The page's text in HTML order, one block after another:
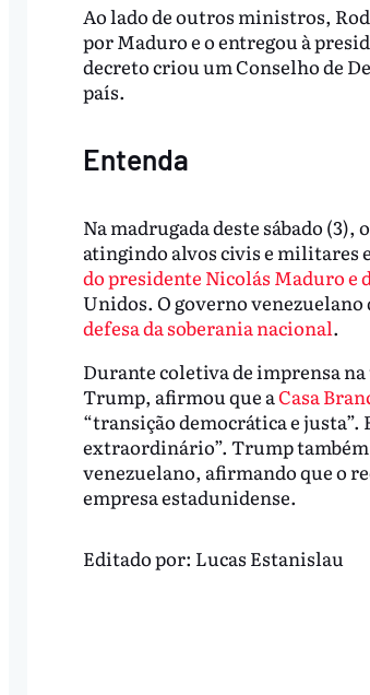
Ao lado de outros ministros,
por Maduro e o entregou à
decreto criou um Conselho de
país.
Entenda
Na madrugada deste sábado
atingindo alvos civis e militares
do presidente Nicolás Maduro
Unidos. O governo venezuelano
defesa da soberania nacional.
Durante coletiva de imprensa
Trump, afirmou que aCasa
“transição democrática e
extraordinário”. Trump
venezuelano, afirmando que o
empresa estadunidense.
Editado por: Lucas Estanislau